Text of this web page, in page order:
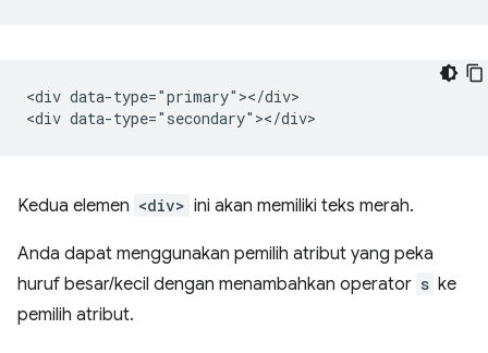
<div data-type="primary"></div>
Kedua elemen <div> ini akan memiliki teks merah.
Anda dapat menggunakan pemilih atribut yang peka
huruf besar/kecil dengan menambahkan operator s ke
pemilih atribut.